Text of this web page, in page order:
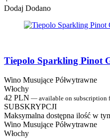
Dodaj Dodano
Tiepolo Sparkling Pinot
Wino Musujące Półwytrawne
Włochy
42 PLN — available on subscription
SUBSKRYPCJI
Maksymalna dostępna ilość w
Wino Musujące Półwytrawne
Włochy